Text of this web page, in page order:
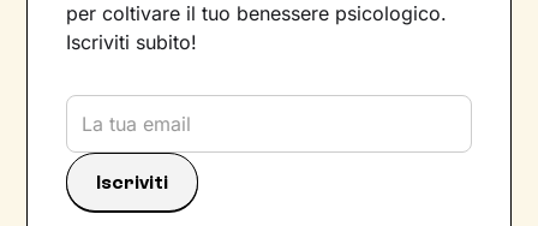
per coltivare il tuo benessere psicologico.
Iscriviti subito!